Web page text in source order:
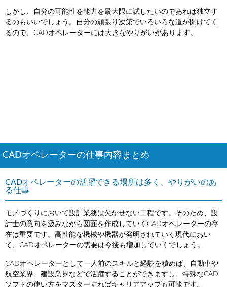
しかし、自分の可能性を能力を最大限に試したいのであれば独立す
るのもいいでしょう。自分の頑張り次第でいろいろな道が開けてく
るので、CADオペレーターには大きなやりがいがあります。
CADオペレーターの仕事内容まとめ
CADオペレーターの活躍できる場所は多く、やりがいのあ
る仕事
モノづくりにおいて設計業務は欠かせない工程です。そのため、設
計士の意向を汲みながら図面を作成していくCADオペレーターの存
在は重要です。高性能な機械や機器が発明されていく現代におい
て、CADオペレーターの需要は今後も増加していくでしょう。
CADオペレーターとして一人前のスキルと経験を積めば、自動車や
航空業界、建設業界などで活躍することができますし、特殊なCAD
ソフトの使い方をマスターすればキャリアアップも可能です。